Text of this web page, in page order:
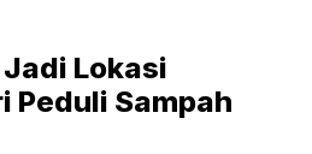
Lokasi
Peduli Sampah